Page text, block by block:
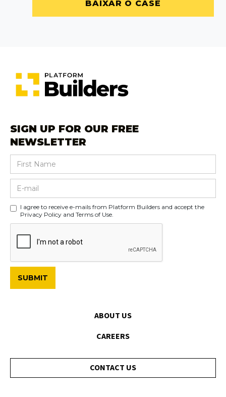
BAIXAR O CASE
SIGN UP FOR OUR FREE
NEWSLETTER
I agree to receive e-mails from Platform Builders and accept the
Privacy Policy and Terms of Use.
ABOUT US
CAREERS
CONTACT US